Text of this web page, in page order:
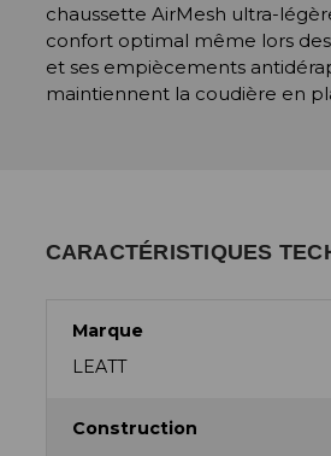
chaussette AirMesh ultra-
confort optimal même lors
et ses empiècements
maintiennent la coudière en
CARACTÉRISTIQUES
Marque
LEATT
Construction